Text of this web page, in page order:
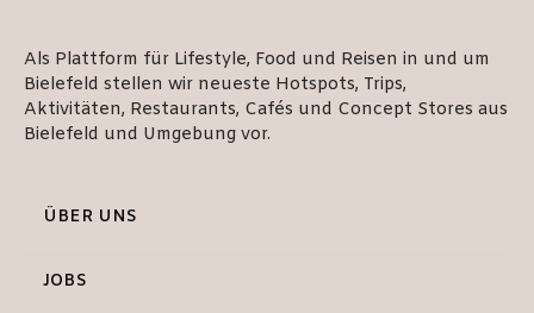
Als Plattform für Lifestyle, Food und Reisen in und um
Bielefeld stellen wir neueste Hotspots, Trips,
Aktivitäten, Restaurants, Cafés und Concept Stores aus
Bielefeld und Umgebung vor.
ÜBER UNS
JOBS